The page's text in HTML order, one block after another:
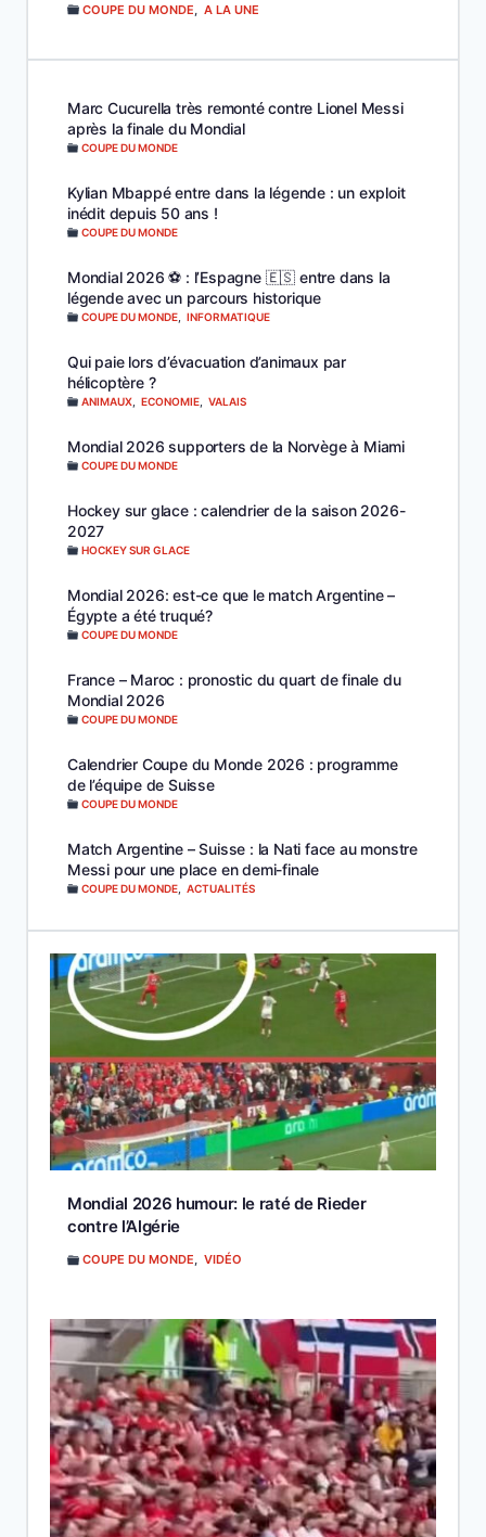
COUPE DU MONDE, A LA UNE
Marc Cucurella très remonté contre Lionel Messi
après la finale du Mondial
COUPE DU MONDE
Kylian Mbappé entre dans la légende : un exploit
inédit depuis 50 ans !
COUPE DU MONDE
Mondial 2026 ⚽️ : l’Espagne 🇪🇸 entre dans la
légende avec un parcours historique
COUPE DU MONDE INFORMATIQUE
Qui paie lors d’évacuation d’animaux par
hélicoptère ?
ANIMAUX ECONOMIE VALAIS
Mondial 2026 supporters de la Norvège à Miami
COUPE DU MONDE
Hockey sur glace : calendrier de la saison 2026-
2027
HOCKEY SUR GLACE
Mondial 2026: est-ce que le match Argentine –
Égypte a été truqué?
COUPE DU MONDE
France – Maroc : pronostic du quart de finale du
Mondial 2026
COUPE DU MONDE
Calendrier Coupe du Monde 2026 : programme
de l’équipe de Suisse
COUPE DU MONDE
Match Argentine – Suisse : la Nati face au monstre
Messi pour une place en demi-finale
COUPE DU MONDE ACTUALITÉS
Mondial 2026 humour: le raté de Rieder
contre l’Algérie
COUPE DU MONDE, VIDÉO